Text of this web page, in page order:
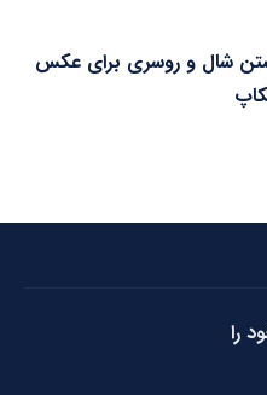
شال و روسری برای عکس
را